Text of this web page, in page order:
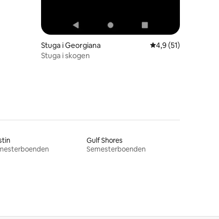
Stuga i Georgiana 4,9 av 5 i
4,9 (51)
Stuga i skogen
Gulf Shores
Semesterboenden